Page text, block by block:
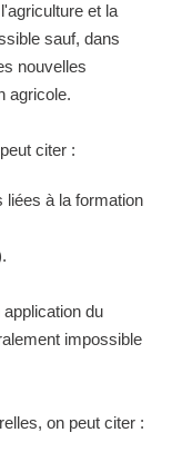
et la
sauf, dans
nouvelles
agricole.
citer :
liées à la formation
application du
impossible
on peut citer :